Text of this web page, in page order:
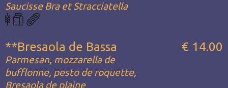
Saucisse Bra et Stracciatella
**Bresaola de Bassa
Parmesan, mozzarella de
bufflonne, pesto de roquette,
Bresaola de plaine
€ 14.00